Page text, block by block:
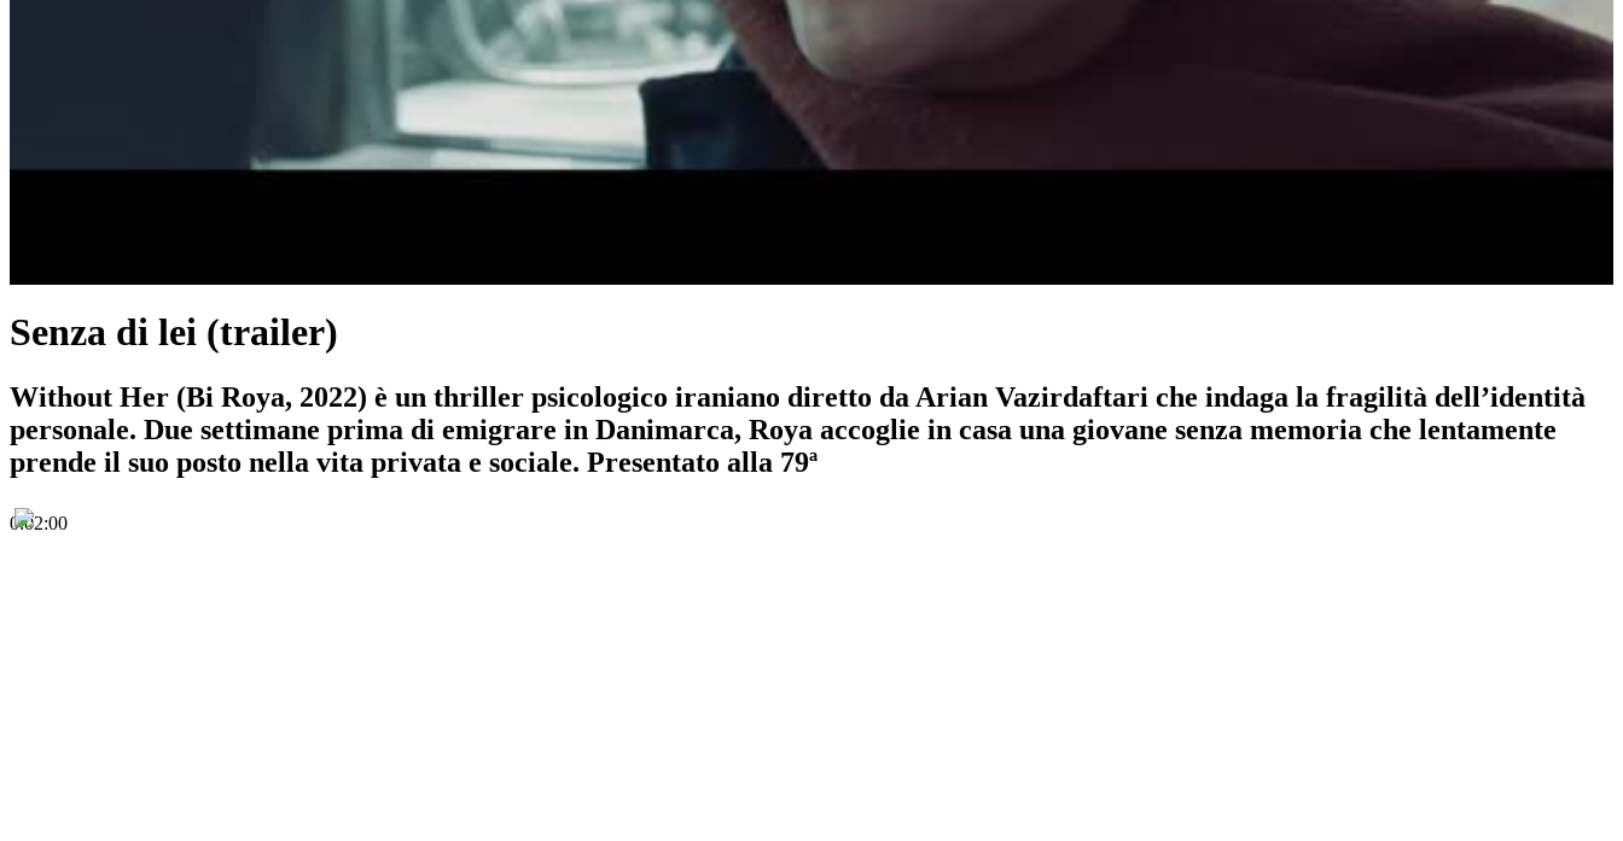
Senza di lei (trailer)
Without Her (Bi Roya, 2022) è un thriller psicologico iraniano diretto da Arian Vazirdaftari che indaga la fragilità dell’identità
personale. Due settimane prima di emigrare in Danimarca, Roya accoglie in casa una giovane senza memoria che lentamente
prende il suo posto nella vita privata e sociale. Presentato alla 79ª
0:02:00